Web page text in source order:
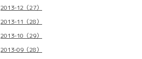
2013-12（27）
2013-11（28）
2013-10（29）
2013-09（28）